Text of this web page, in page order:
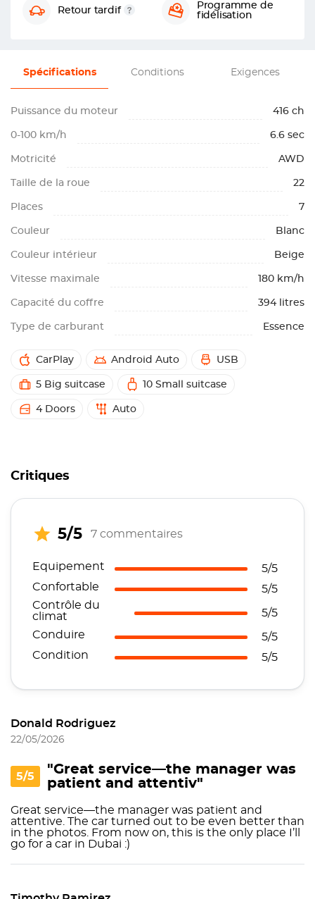
Retour tardif
Programme de
fidélisation
Spécifications Conditions Exigences
Puissance du moteur 416 ch
0-100 km/h 6.6 sec
Motricité AWD
Taille de la roue 22
Places 7
Couleur Blanc
Couleur intérieur Beige
Vitesse maximale 180 km/h
Capacité du coffre 394 litres
Type de carburant Essence
CarPlay Android Auto USB
5 Big suitcase 10 Small suitcase
4 Doors Auto
Critiques
5/5 7 commentaires
Equipement
5/5
Confortable
5/5
Contrôle du
climat
5/5
Conduire
5/5
Condition
5/5
Donald Rodriguez
22/05/2026
5/5
"Great service—the manager was
patient and attentiv"
Great service—the manager was patient and
attentive. The car turned out to be even better than
in the photos. From now on, this is the only place I’ll
go for a car in Dubai :)